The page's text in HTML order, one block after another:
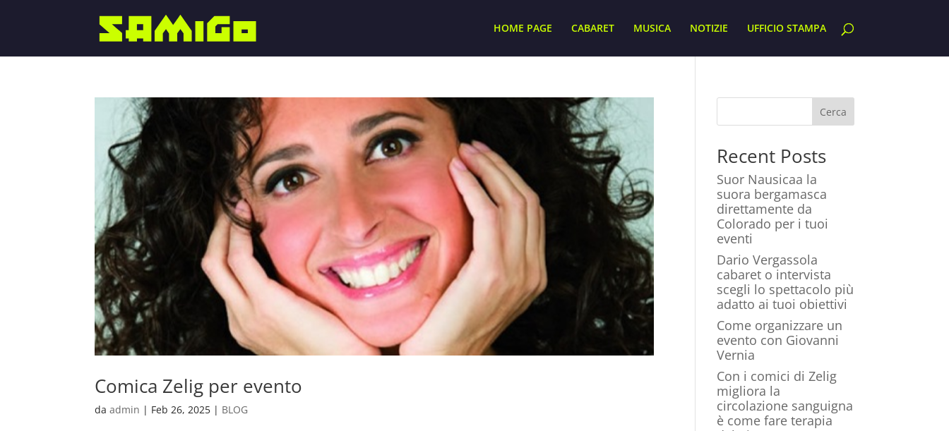
HOME PAGE CABARET MUSICA NOTIZIE UFFICIO STAMPA
Comica Zelig per evento
daadmin | Feb 26, 2025 | BLOG
Cerca
Recent Posts
Suor Nausicaa la
suora bergamasca
direttamente da
Colorado per i tuoi
eventi
Dario Vergassola
cabaret o intervista
scegli lo spettacolo più
adatto ai tuoi obiettivi
Come organizzare un
evento con Giovanni
Vernia
Con i comici di Zelig
migliora la
circolazione sanguigna
è come fare terapia